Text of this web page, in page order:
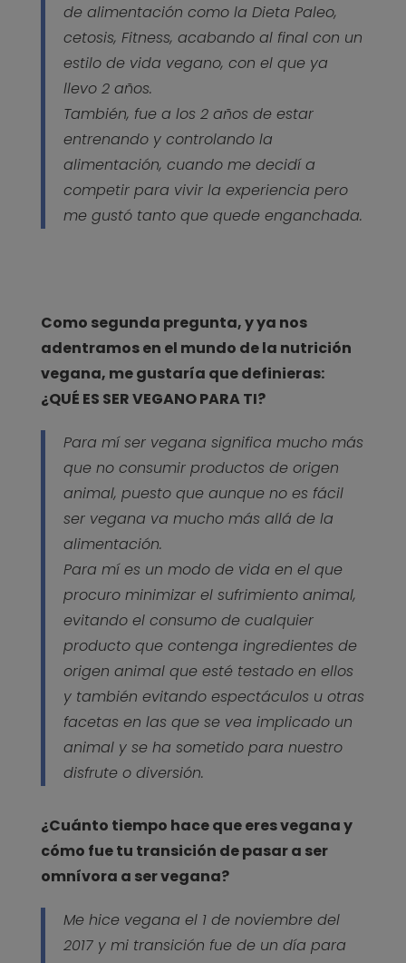
de alimentación como la Dieta Paleo,
cetosis, Fitness, acabando al final con un
estilo de vida vegano, con el que ya
llevo 2 años.
También, fue a los 2 años de estar
entrenando y controlando la
alimentación, cuando me decidí a
competir para vivir la experiencia pero
me gustó tanto que quede enganchada.
Como segunda pregunta, y ya nos
adentramos en el mundo de la nutrición
vegana, me gustaría que definieras:
¿QUÉ ES SER VEGANO PARA TI?
Para mí ser vegana significa mucho más
que no consumir productos de origen
animal, puesto que aunque no es fácil
ser vegana va mucho más allá de la
alimentación.
Para mí es un modo de vida en el que
procuro minimizar el sufrimiento animal,
evitando el consumo de cualquier
producto que contenga ingredientes de
origen animal que esté testado en ellos
y también evitando espectáculos u otras
facetas en las que se vea implicado un
animal y se ha sometido para nuestro
disfrute o diversión.
¿Cuánto tiempo hace que eres vegana y
cómo fue tu transición de pasar a ser
omnívora a ser vegana?
Me hice vegana el 1 de noviembre del
2017 y mi transición fue de un día para